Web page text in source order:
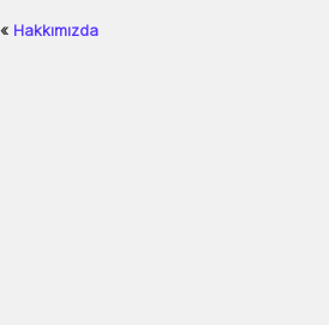
« Hakkımızda